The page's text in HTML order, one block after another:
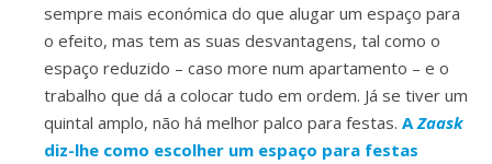
sempre mais económica do que alugar um espaço para
o efeito, mas tem as suas desvantagens, tal como o
espaço reduzido – caso more num apartamento – e o
trabalho que dá a colocar tudo em ordem. Já se tiver um
quintal amplo, não há melhor palco para festas. AZaask
diz-lhe como escolher um espaço para festas